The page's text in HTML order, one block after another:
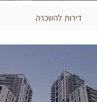
דירות להשכרה